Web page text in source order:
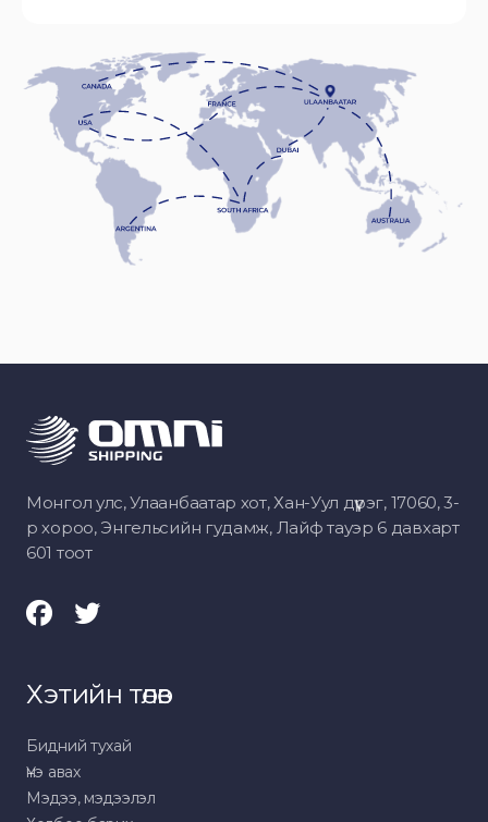
Монгол улс, Улаанбаатар хот, Хан-Уул дүүрэг, 17060, 3-
р хороо, Энгельсийн гудамж, Лайф тауэр 6 давхарт
601 тоот
Хэтийн төлөв
Бидний тухай
Үнэ авах
Мэдээ, мэдээлэл